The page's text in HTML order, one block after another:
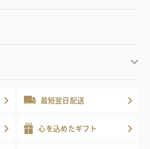
最短翌日配送
心を込めたギフト